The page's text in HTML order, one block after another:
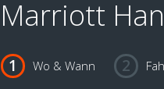
Marriott
Wo & Wann